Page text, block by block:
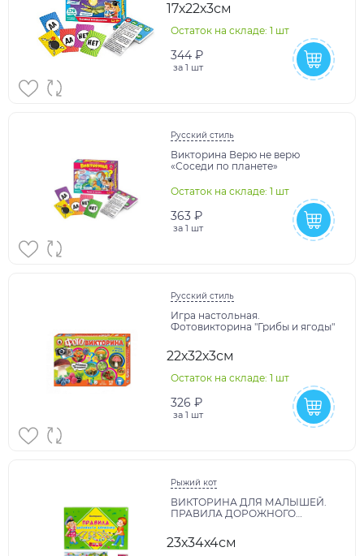
17х22х3см
Остаток на складе: 1 шт
344 ₽
за 1 шт
Русский стиль
Викторина Верю не верю
«Соседи по планете»
Остаток на складе: 1 шт
363 ₽
за 1 шт
Русский стиль
Игра настольная.
Фотовикторина "Грибы и ягоды"
22х32х3см
Остаток на складе: 1 шт
326 ₽
за 1 шт
Рыжий кот
ВИКТОРИНА ДЛЯ МАЛЫШЕЙ.
ПРАВИЛА ДОРОЖНОГО
23х34х4см